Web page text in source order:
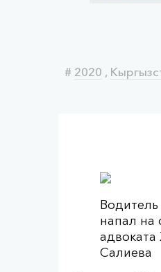
# 2020 ,
Водитель
напал на
адвоката
Салиева